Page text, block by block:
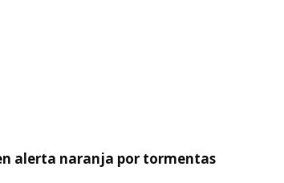
alerta naranja por tormentas